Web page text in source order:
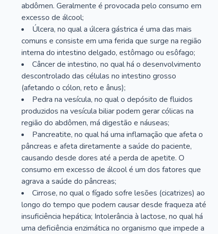
abdômen. Geralmente é provocada pelo consumo em
excesso de álcool;
Úlcera, no qual a úlcera gástrica é uma das mais
comuns e consiste em uma ferida que surge na região
interna do intestino delgado, estômago ou esôfago;
Câncer de intestino, no qual há o desenvolvimento
descontrolado das células no intestino grosso
(afetando o cólon, reto e ânus);
Pedra na vesícula, no qual o depósito de fluidos
produzidos na vesícula biliar podem gerar cólicas na
região do abdômen, má digestão e náuseas;
Pancreatite, no qual há uma inflamação que afeta o
pâncreas e afeta diretamente a saúde do paciente,
causando desde dores até a perda de apetite. O
consumo em excesso de álcool é um dos fatores que
agrava a saúde do pâncreas;
Cirrose, no qual o fígado sofre lesões (cicatrizes) ao
longo do tempo que podem causar desde fraqueza até
insuficiência hepática; Intolerância à lactose, no qual há
uma deficiência enzimática no organismo que impede a